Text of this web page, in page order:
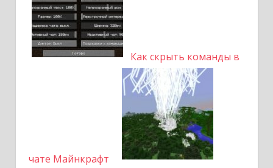
Как скрыть команды в
чате Майнкрафт